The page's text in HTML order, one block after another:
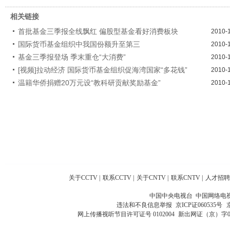
相关链接
首批基金三季报全线飘红 偏股型基金看好消费板块
2010-
国际货币基金组织中我国份额升至第三 2010-
基金三季报登场 季末重仓“大消费” 2010-
[视频]拉动经济 国际货币基金组织促海湾国家“多花钱” 2010-
温籍华侨捐赠20万元设“教科研贡献奖励基金” 2010-
关于CCTV | 联系CCTV | 关于CNTV | 联系CNTV | 人才招聘
中国中央电视台 中国网络电
违法和不良信息举报 京ICP证060535号
网上传播视听节目许可证号 0102004 新出网证（京）